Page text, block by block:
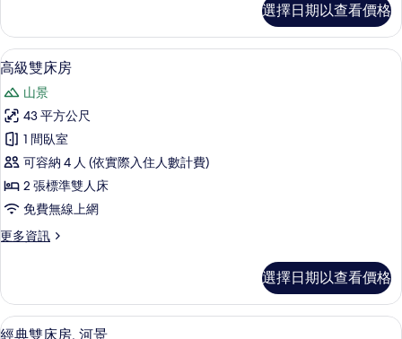
相
片
雙
人
房
詳
情
選擇日期以查看價格
顯
示
高
級
雙
床
房
的
所
相
片
5
高級雙床房
山景
43 平方公尺
1 間臥室
可容納 4 人 (依實際入住人數計費)
2 張標準雙人床
免費無線上網
更多資訊
更
雙
床
房
選擇日期以查看價格
顯
高級寢具、羽絨被、客房內保險箱、書
5
經典雙床房, 河景